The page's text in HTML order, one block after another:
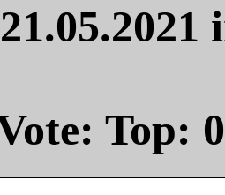
Top: 0